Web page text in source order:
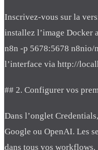
Inscrivez-vous sur la
installez l’image Docker
n8n -p 5678:5678 n8nio/
l’interface via http://
## 2. Configurer vos
Dans l’onglet
Google ou OpenAI. Les
dans tous vos workflows.